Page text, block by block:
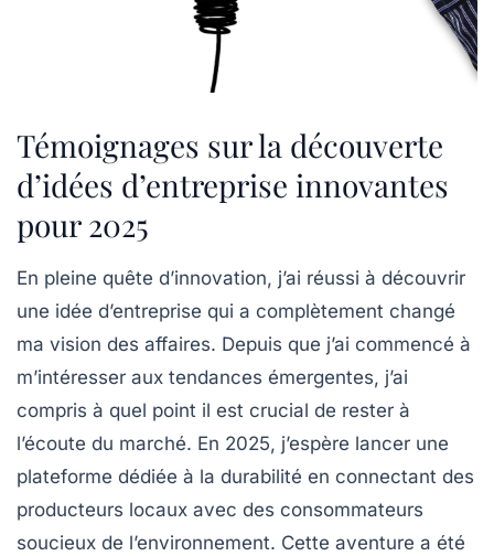
Témoignages sur la découverte
d’idées d’entreprise innovantes
pour 2025
En pleine quête d’innovation, j’ai réussi à découvrir
une idée d’entreprise qui a complètement changé
ma vision des affaires. Depuis que j’ai commencé à
m’intéresser aux tendances émergentes, j’ai
compris à quel point il est crucial de rester à
l’écoute du marché. En 2025, j’espère lancer une
plateforme dédiée à la durabilité en connectant des
producteurs locaux avec des consommateurs
soucieux de l’environnement. Cette aventure a été